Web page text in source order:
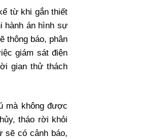
từ khi gắn thiết
hành án hình sự
thông báo, phân
giám sát điện
gian thử thách
mà không được
tháo rời khỏi
sẽ có cảnh báo,